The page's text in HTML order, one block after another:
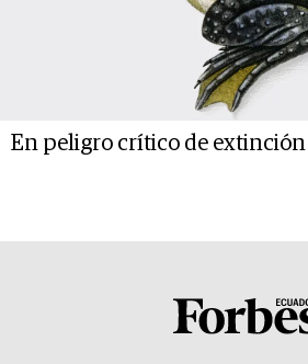
En peligro crítico de extinción